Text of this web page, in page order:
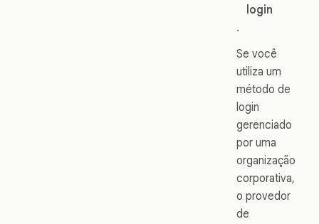
login
.
Se você
utiliza um
método de
login
gerenciado
por uma
organização
corporativa,
o provedor
de